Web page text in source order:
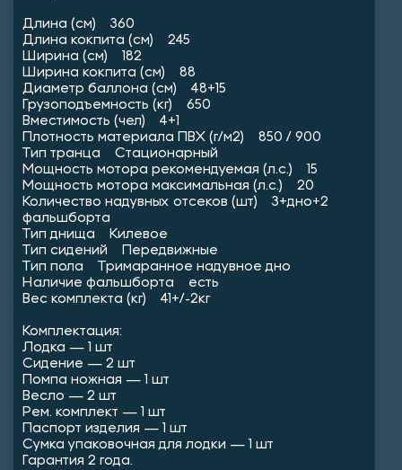
Длина (см) 360
Длина кокпита (см) 245
Ширина (см) 182
Ширина кокпита (см) 88
Диаметр баллона (см) 48+15
Грузоподъемность (кг) 650
Вместимость (чел) 4+1
Плотность материала ПВХ (г/м2) 850 / 900
Тип транца Стационарный
Мощность мотора рекомендуемая (л.с.) 15
Мощность мотора максимальная (л.с.) 20
Количество надувных отсеков (шт) 3+дно+2
фальшборта
Тип днища Килевое
Тип сидений Передвижные
Тип пола Тримаранное надувное дно
Наличие фальшборта есть
Вес комплекта (кг) 41+/-2кг
Комплектация:
Лодка — 1 шт
Сидение — 2 шт
Помпа ножная — 1 шт
Весло — 2 шт
Рем. комплект — 1 шт
Паспорт изделия — 1 шт
Сумка упаковочная для лодки — 1 шт
Гарантия 2 года.